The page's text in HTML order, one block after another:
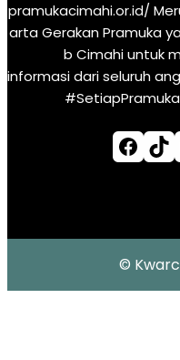
pramukacimahi.or.id/
arta Gerakan Pramuka
b Cimahi untuk
informasi dari seluruh
Facebook TikTok
©